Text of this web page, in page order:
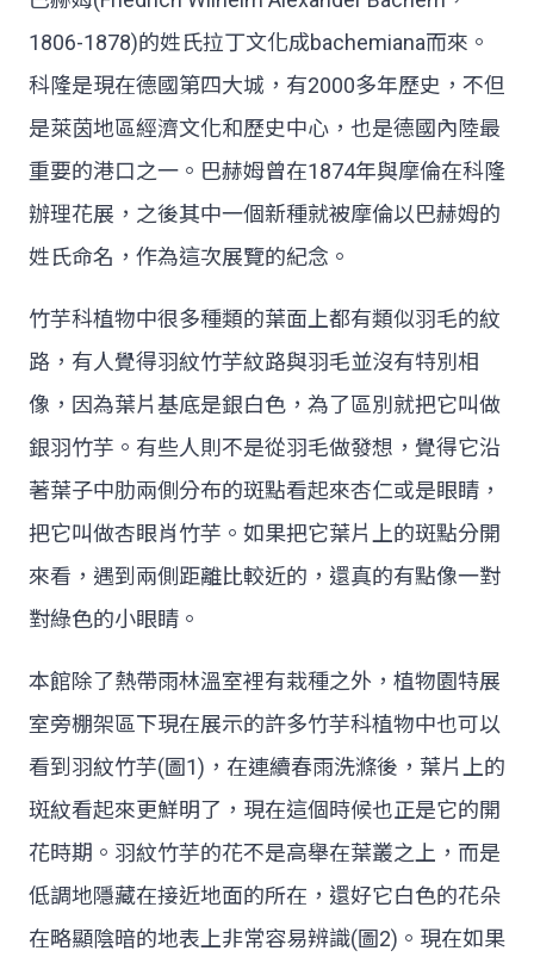
1806-1878)的姓氏拉丁文化成bachemiana而來。
科隆是現在德國第四大城，有2000多年歷史，不但
是萊茵地區經濟文化和歷史中心，也是德國內陸最
重要的港口之一。巴赫姆曾在1874年與摩倫在科隆
辦理花展，之後其中一個新種就被摩倫以巴赫姆的
姓氏命名，作為這次展覽的紀念。
竹芋科植物中很多種類的葉面上都有類似羽毛的紋
路，有人覺得羽紋竹芋紋路與羽毛並沒有特別相
像，因為葉片基底是銀白色，為了區別就把它叫做
銀羽竹芋。有些人則不是從羽毛做發想，覺得它沿
著葉子中肋兩側分布的斑點看起來杏仁或是眼睛，
把它叫做杏眼肖竹芋。如果把它葉片上的斑點分開
來看，遇到兩側距離比較近的，還真的有點像一對
對綠色的小眼睛。
本館除了熱帶雨林溫室裡有栽種之外，植物園特展
室旁棚架區下現在展示的許多竹芋科植物中也可以
看到羽紋竹芋(圖1)，在連續春雨洗滌後，葉片上的
斑紋看起來更鮮明了，現在這個時候也正是它的開
花時期。羽紋竹芋的花不是高舉在葉叢之上，而是
低調地隱藏在接近地面的所在，還好它白色的花朵
在略顯陰暗的地表上非常容易辨識(圖2)。現在如果